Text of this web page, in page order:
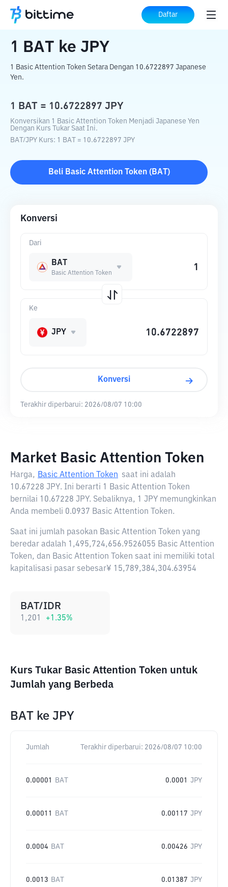
Daftar
Beranda Konverter Kripto ke JPY
1 BAT ke JPY
1 Basic Attention Token Setara Dengan 10.6722897 Japanese
Yen.
1 BAT = 10.6722897 JPY
Konversikan 1 Basic Attention Token Menjadi Japanese Yen
Dengan Kurs Tukar Saat Ini.
BAT /JPY Kurs: 1 BAT = 10.6722897 JPY
Beli Basic Attention Token( BAT )
Konversi
Dari
BAT
Basic Attention Token
Ke
JPY
Konversi
Terakhir diperbarui: 2026/08/07 10:00
Market Basic Attention Token
Harga, Basic Attention Token saat ini adalah
10.67228 JPY. Ini berarti 1 Basic Attention Token
bernilai 10.67228 JPY. Sebaliknya, 1 JPY memungkinkan
Anda membeli 0.0937 Basic Attention Token.
Saat ini jumlah pasokan Basic Attention Token yang
beredar adalah 1,495,724,656.9526055 Basic Attention
Token, dan Basic Attention Token saat ini memiliki total
kapitalisasi pasar sebesar¥ 15,789,384,304.63954
BAT/IDR
1,201 +1.35%
Kurs Tukar Basic Attention Token untuk
Jumlah yang Berbeda
BAT ke JPY
Jumlah Terakhir diperbarui: 2026/08/07 10:00
0.00001 BAT 0.0001 JPY
0.00011 BAT 0.00117 JPY
0.0004 BAT 0.00426 JPY
0.0013 BAT 0.01387 JPY